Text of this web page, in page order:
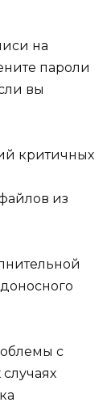
на
пароли
вы
критичных
из
с